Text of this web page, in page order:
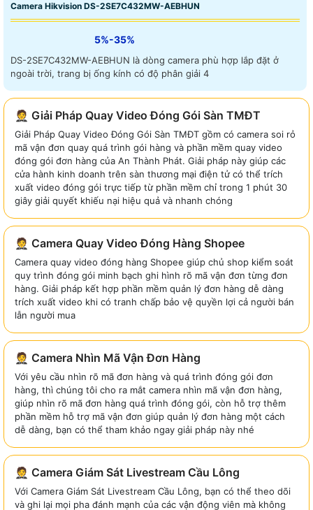
Camera Hikvision DS-2SE7C432MW-AEBHUN
5%-35%
DS-2SE7C432MW-AEBHUN là dòng camera phù hợp lắp đặt ở
ngoài trời, trang bị ống kính có độ phân giải 4
🤵 Giải Pháp Quay Video Đóng Gói Sàn TMĐT
Giải Pháp Quay Video Đóng Gói Sàn TMĐT gồm có camera soi rỏ
mã vận đơn quay quá trình gói hàng và phần mềm quay video
đóng gói đơn hàng của An Thành Phát. Giải pháp này giúp các
cửa hành kinh doanh trên sàn thương mại điện tử có thể trích
xuất video đóng gói trực tiếp từ phần mềm chỉ trong 1 phút 30
giây giải quyết khiếu nại hiệu quả và nhanh chóng
🤵 Camera Quay Video Đóng Hàng Shopee
Camera quay video đóng hàng Shopee giúp chủ shop kiểm soát
quy trình đóng gói minh bạch ghi hình rõ mã vận đơn từng đơn
hàng. Giải pháp kết hợp phần mềm quản lý đơn hàng dễ dàng
trích xuất video khi có tranh chấp bảo vệ quyền lợi cả người bán
lẫn người mua
🤵 Camera Nhìn Mã Vận Đơn Hàng
Với yêu cầu nhìn rõ mã đơn hàng và quá trình đóng gói đơn
hàng, thì chúng tôi cho ra mắt camera nhìn mã vận đơn hàng,
giúp nhìn rõ mã đơn hàng quá trình đóng gói, còn hỗ trợ thêm
phần mềm hỗ trợ mã vận đơn giúp quản lý đơn hàng một cách
dễ dàng, bạn có thể tham khảo ngay giải pháp này nhé
🤵 Camera Giám Sát Livestream Cầu Lông
Với Camera Giám Sát Livestream Cầu Lông, bạn có thể theo dõi
và ghi lại mọi pha đánh mạnh của các vận động viên mà không